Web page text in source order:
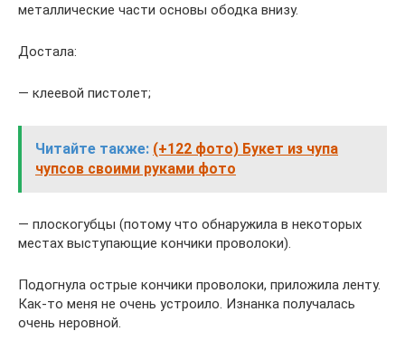
металлические части основы ободка внизу.
Достала:
— клеевой пистолет;
Читайте также: (+122 фото) Букет из чупа
чупсов своими руками фото
— плоскогубцы (потому что обнаружила в некоторых
местах выступающие кончики проволоки).
Подогнула острые кончики проволоки, приложила ленту.
Как-то меня не очень устроило. Изнанка получалась
очень неровной.